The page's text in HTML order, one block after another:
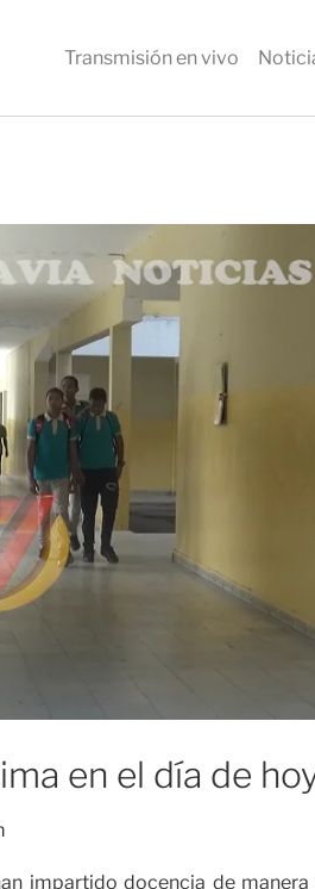
Transmisión en vivo
en el día de
impartido docencia de